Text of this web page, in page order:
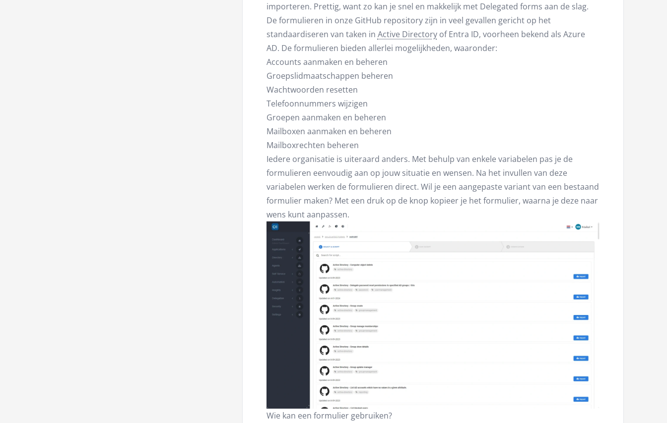
importeren. Prettig, want zo kan je snel en makkelijk met Delegated forms aan de slag.
De formulieren in onze GitHub repository zijn in veel gevallen gericht op het
standaardiseren van taken in Active Directoryof Entra ID, voorheen bekend als Azure
AD. De formulieren bieden allerlei mogelijkheden, waaronder:
Accounts aanmaken en beheren
Groepslidmaatschappen beheren
Wachtwoorden resetten
Telefoonnummers wijzigen
Groepen aanmaken en beheren
Mailboxen aanmaken en beheren
Mailboxrechten beheren
Iedere organisatie is uiteraard anders. Met behulp van enkele variabelen pas je de
formulieren eenvoudig aan op jouw situatie en wensen. Na het invullen van deze
variabelen werken de formulieren direct. Wil je een aangepaste variant van een bestaand
formulier maken? Met een druk op de knop kopieer je het formulier, waarna je deze naar
wens kunt aanpassen.
Wie kan een formulier gebruiken?